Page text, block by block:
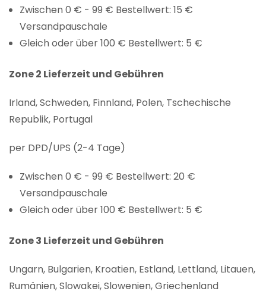
Zwischen 0 € - 99 € Bestellwert: 15 €
Versandpauschale
Gleich oder über 100 € Bestellwert: 5 €
Zone 2 Lieferzeit und Gebühren
Irland, Schweden, Finnland, Polen, Tschechische
Republik, Portugal
per DPD/UPS (2-4 Tage)
Zwischen 0 € - 99 € Bestellwert: 20 €
Versandpauschale
Gleich oder über 100 € Bestellwert: 5 €
Zone 3 Lieferzeit und Gebühren
Ungarn, Bulgarien, Kroatien, Estland, Lettland, Litauen,
Rumänien, Slowakei, Slowenien, Griechenland